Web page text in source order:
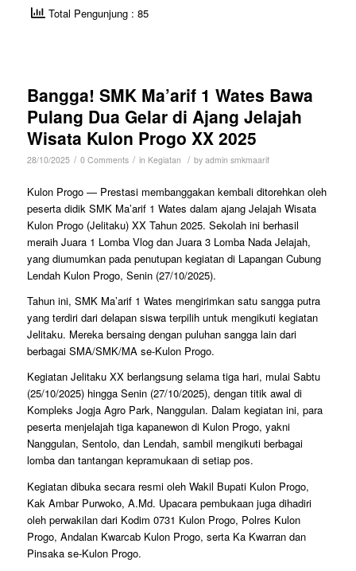
Total Pengunjung : 85
Bangga! SMK Ma’arif 1 Wates Bawa
Pulang Dua Gelar di Ajang Jelajah
Wisata Kulon Progo XX 2025
28/10/2025 / 0 Comments / in Kegiatan / by admin smkmaarif
Kulon Progo — Prestasi membanggakan kembali ditorehkan oleh
peserta didik SMK Ma’arif 1 Wates dalam ajang Jelajah Wisata
Kulon Progo (Jelitaku) XX Tahun 2025. Sekolah ini berhasil
meraih Juara 1 Lomba Vlog dan Juara 3 Lomba Nada Jelajah,
yang diumumkan pada penutupan kegiatan di Lapangan Cubung
Lendah Kulon Progo, Senin (27/10/2025).
Tahun ini, SMK Ma’arif 1 Wates mengirimkan satu sangga putra
yang terdiri dari delapan siswa terpilih untuk mengikuti kegiatan
Jelitaku. Mereka bersaing dengan puluhan sangga lain dari
berbagai SMA/SMK/MA se-Kulon Progo.
Kegiatan Jelitaku XX berlangsung selama tiga hari, mulai Sabtu
(25/10/2025) hingga Senin (27/10/2025), dengan titik awal di
Kompleks Jogja Agro Park, Nanggulan. Dalam kegiatan ini, para
peserta menjelajah tiga kapanewon di Kulon Progo, yakni
Nanggulan, Sentolo, dan Lendah, sambil mengikuti berbagai
lomba dan tantangan kepramukaan di setiap pos.
Kegiatan dibuka secara resmi oleh Wakil Bupati Kulon Progo,
Kak Ambar Purwoko, A.Md. Upacara pembukaan juga dihadiri
oleh perwakilan dari Kodim 0731 Kulon Progo, Polres Kulon
Progo, Andalan Kwarcab Kulon Progo, serta Ka Kwarran dan
Pinsaka se-Kulon Progo.